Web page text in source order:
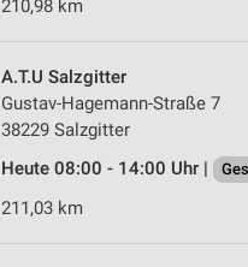
210,98 km
A.T.U Salzgitter
Gustav-Hagemann-Straße 7
38229 Salzgitter
Heute 08:00 - 14:00 Uhr |
211,03 km